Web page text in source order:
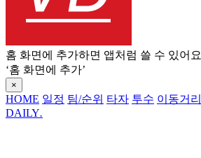
홈 화면에 추가하면 앱처럼 쓸 수 있어요
‘홈 화면에 추가’
×
HOME 일정 팀/순위 타자 투수 이동거리
DAILY.